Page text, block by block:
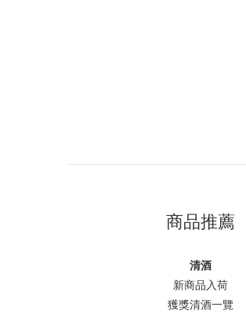
商品推薦
清酒
新商品入荷
獲獎清酒一覽